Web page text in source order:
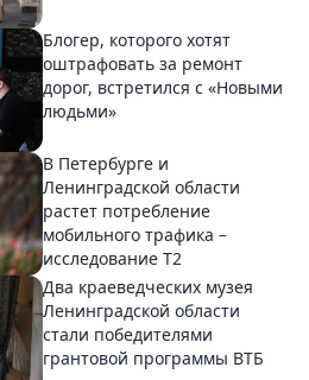
Блогер, которого хотят
оштрафовать за ремонт
дорог, встретился с «Новыми
людьми»
В Петербурге и
Ленинградской области
растет потребление
мобильного трафика –
исследование T2
Два краеведческих музея
Ленинградской области
стали победителями
грантовой программы ВТБ